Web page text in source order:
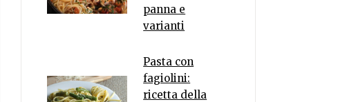
panna e
varianti
Pasta con
fagiolini:
ricetta della